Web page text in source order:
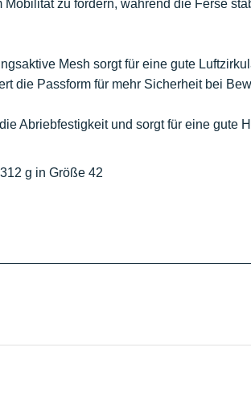
zu fördern, während die Ferse
Mesh sorgt für eine gute
die Passform für mehr Sicherheit bei
Abriebfestigkeit und sorgt für eine gute
g in Größe 42